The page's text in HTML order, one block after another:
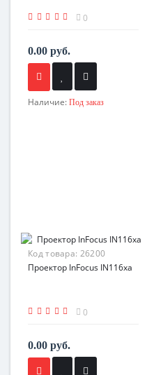
0
0.00 руб.
Наличие: Под заказ
Код товара: 26200
Проектор InFocus IN116xa
0
0.00 руб.